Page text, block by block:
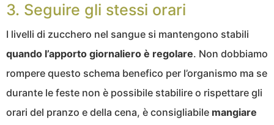
3. Seguire gli stessi orari
I livelli di zucchero nel sangue si mantengono stabili
quando l’apporto giornaliero è regolare. Non dobbiamo
rompere questo schema benefico per l’organismo ma se
durante le feste non è possibile stabilire o rispettare gli
orari del pranzo e della cena, è consigliabile mangiare